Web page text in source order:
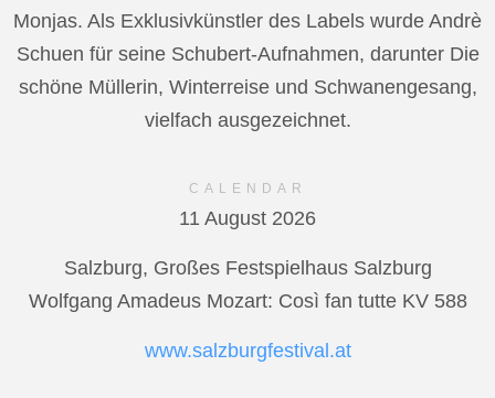
Monjas. Als Exklusivkünstler des Labels wurde Andrè
Schuen für seine Schubert-Aufnahmen, darunter Die
schöne Müllerin, Winterreise und Schwanengesang,
vielfach ausgezeichnet.
CALENDAR
11 August 2026
Salzburg, Großes Festspielhaus Salzburg
Wolfgang Amadeus Mozart: Così fan tutte KV 588
www.salzburgfestival.at